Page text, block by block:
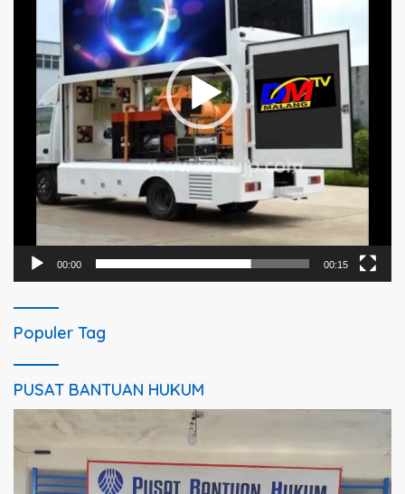
00:00 00:15
Populer Tag
PUSAT BANTUAN HUKUM